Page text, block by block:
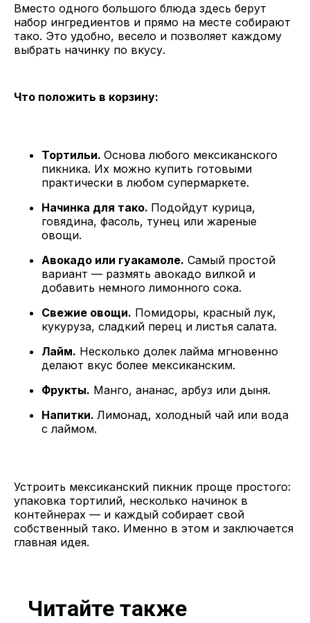
Вместо одного большого блюда здесь берут
набор ингредиентов и прямо на месте собирают
тако. Это удобно, весело и позволяет каждому
выбрать начинку по вкусу.
Что положить в корзину:
Тортильи. Основа любого мексиканского
пикника. Их можно купить готовыми
практически в любом супермаркете.
Начинка для тако. Подойдут курица,
говядина, фасоль, тунец или жареные
овощи.
Авокадо или гуакамоле. Самый простой
вариант — размять авокадо вилкой и
добавить немного лимонного сока.
Свежие овощи. Помидоры, красный лук,
кукуруза, сладкий перец и листья салата.
Лайм. Несколько долек лайма мгновенно
делают вкус более мексиканским.
Фрукты. Манго, ананас, арбуз или дыня.
Напитки. Лимонад, холодный чай или вода
с лаймом.
Устроить мексиканский пикник проще простого:
упаковка тортилий, несколько начинок в
контейнерах — и каждый собирает свой
собственный тако. Именно в этом и заключается
главная идея.
Читайте также